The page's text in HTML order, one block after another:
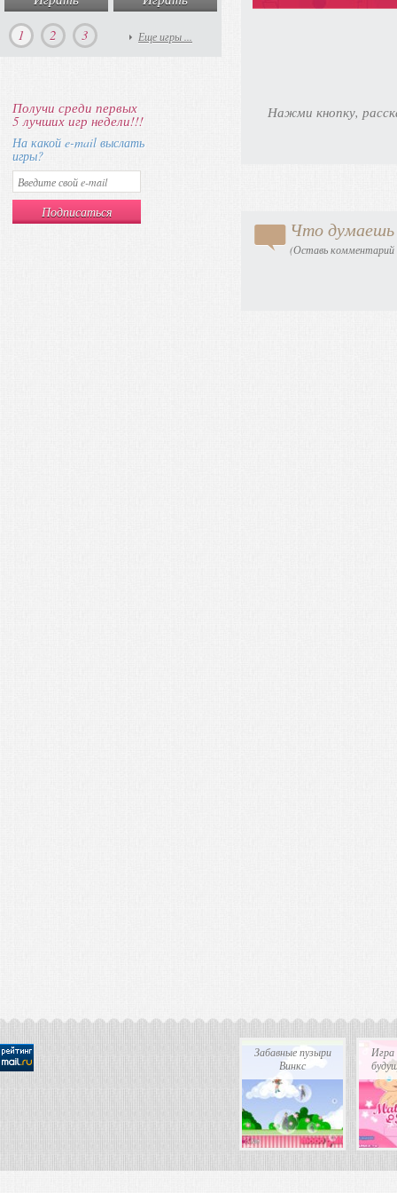
Нажми кнопку,
Что думаешь
(Оставь комментарий
1
2 3 Еще игры ...
Получи среди первых
5 лучших игр недели!!!
На какой e-mail выслать
игры?
Забавные пузыри
Винкс